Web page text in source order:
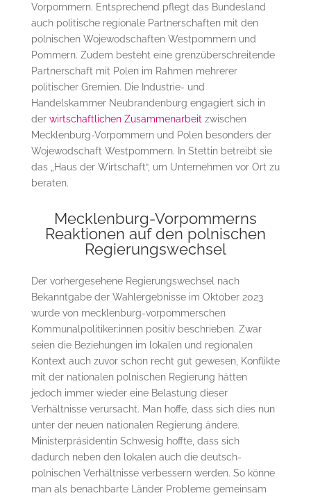
Vorpommern. Entsprechend pflegt das Bundesland
auch politische regionale Partnerschaften mit den
polnischen Wojewodschaften Westpommern und
Pommern. Zudem besteht eine grenzüberschreitende
Partnerschaft mit Polen im Rahmen mehrerer
politischer Gremien. Die Industrie- und
Handelskammer Neubrandenburg engagiert sich in
der wirtschaftlichen Zusammenarbeit zwischen
Mecklenburg-Vorpommern und Polen besonders der
Wojewodschaft Westpommern. In Stettin betreibt sie
das „Haus der Wirtschaft“, um Unternehmen vor Ort zu
beraten.
Mecklenburg-Vorpommerns
Reaktionen auf den polnischen
Regierungswechsel
Der vorhergesehene Regierungswechsel nach
Bekanntgabe der Wahlergebnisse im Oktober 2023
wurde von mecklenburg-vorpommerschen
Kommunalpolitiker:innen positiv beschrieben. Zwar
seien die Beziehungen im lokalen und regionalen
Kontext auch zuvor schon recht gut gewesen, Konflikte
mit der nationalen polnischen Regierung hätten
jedoch immer wieder eine Belastung dieser
Verhältnisse verursacht. Man hoffe, dass sich dies nun
unter der neuen nationalen Regierung ändere.
Ministerpräsidentin Schwesig hoffte, dass sich
dadurch neben den lokalen auch die deutsch-
polnischen Verhältnisse verbessern werden. So könne
man als benachbarte Länder Probleme gemeinsam